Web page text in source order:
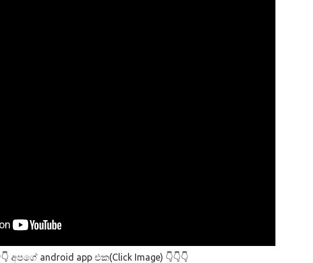
අපගේ android app එක(Click Image) 👇👇👇